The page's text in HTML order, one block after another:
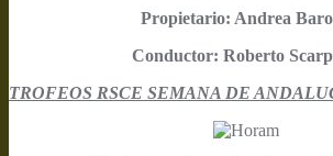
Propietario: Andrea
Conductor: Roberto
TROFEOS RSCE SEMANA DE